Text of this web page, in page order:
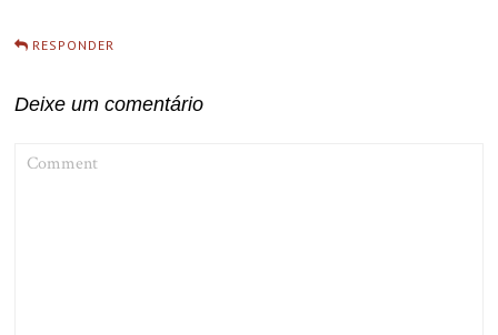
RESPONDER
Deixe um comentário